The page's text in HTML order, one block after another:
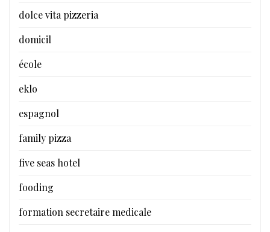
dolce vita pizzeria
domicil
école
eklo
espagnol
family pizza
five seas hotel
fooding
formation secretaire medicale